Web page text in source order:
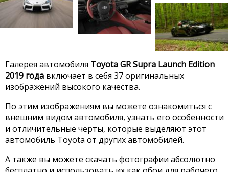
Галерея автомобиля Toyota GR Supra Launch Edition
2019 года включает в себя 37 оригинальных
изображений высокого качества.
По этим изображениям вы можете ознакомиться с
внешним видом автомобиля, узнать его особенности
и отличительные черты, которые выделяют этот
автомобиль Toyota от других автомобилей.
А также вы можете скачать фотографии абсолютно